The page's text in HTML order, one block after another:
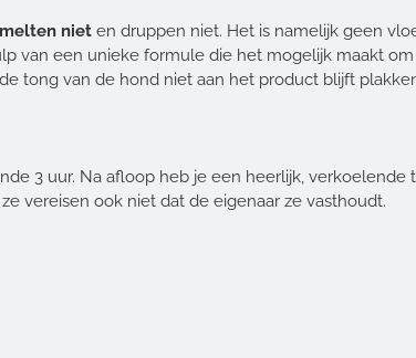
niet en druppen niet. Het is namelijk geen
van een unieke formule die het mogelijk maakt om
tong van de hond niet aan het product blijft
3 uur. Na afloop heb je een heerlijk, verkoelende
vereisen ook niet dat de eigenaar ze vasthoudt.